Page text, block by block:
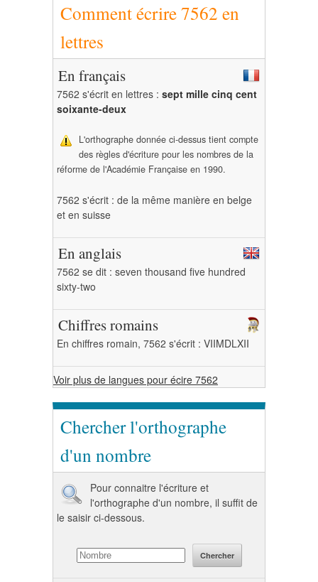
Comment écrire 7562 en
lettres
En français
7562 s'écrit en lettres : sept mille cinq cent
soixante-deux
L'orthographe donnée ci-dessus tient compte
des règles d'écriture pour les nombres de la
réforme de l'Académie Française en 1990.
7562 s'écrit : de la même manière en belge
et en suisse
En anglais
7562 se dit : seven thousand five hundred
sixty-two
Chiffres romains
En chiffres romain, 7562 s'écrit : VIIMDLXII
Voir plus de langues pour écire 7562
Chercher l'orthographe
d'un nombre
Pour connaitre l'écriture et
l'orthographe d'un nombre, il suffit de
le saisir ci-dessous.